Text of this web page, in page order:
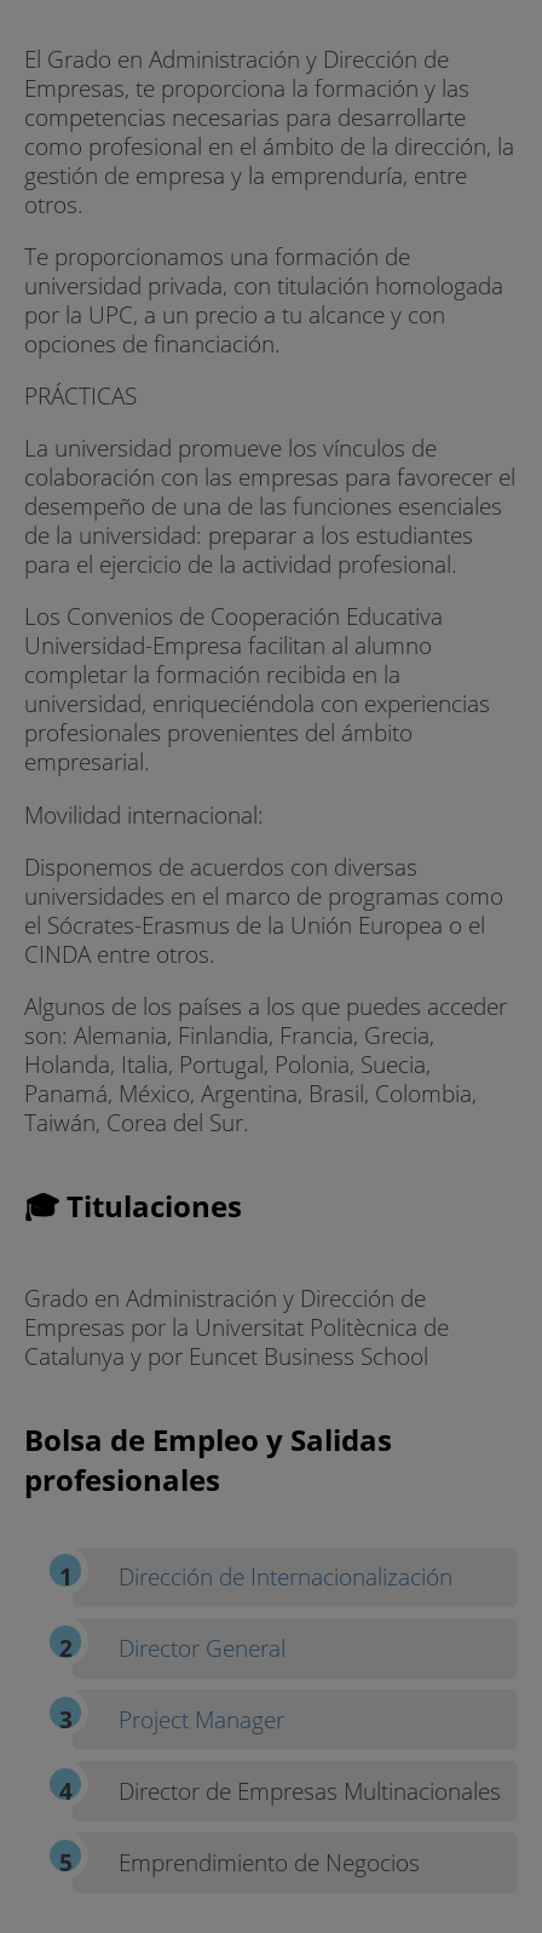
El Grado en Administración y Dirección de
Empresas, te proporciona la formación y las
competencias necesarias para desarrollarte
como profesional en el ámbito de la dirección, la
gestión de empresa y la emprenduría, entre
otros.
Te proporcionamos una formación de
universidad privada, con titulación homologada
por la UPC, a un precio a tu alcance y con
opciones de financiación.
PRÁCTICAS
La universidad promueve los vínculos de
colaboración con las empresas para favorecer el
desempeño de una de las funciones esenciales
de la universidad: preparar a los estudiantes
para el ejercicio de la actividad profesional.
Los Convenios de Cooperación Educativa
Universidad-Empresa facilitan al alumno
completar la formación recibida en la
universidad, enriqueciéndola con experiencias
profesionales provenientes del ámbito
empresarial.
Movilidad internacional:
Disponemos de acuerdos con diversas
universidades en el marco de programas como
el Sócrates-Erasmus de la Unión Europea o el
CINDA entre otros.
Algunos de los países a los que puedes acceder
son: Alemania, Finlandia, Francia, Grecia,
Holanda, Italia, Portugal, Polonia, Suecia,
Panamá, México, Argentina, Brasil, Colombia,
Taiwán, Corea del Sur.
🎓 Titulaciones
Grado en Administración y Dirección de
Empresas por la Universitat Politècnica de
Catalunya y por Euncet Business School
Bolsa de Empleo y Salidas
profesionales
Dirección de Internacionalización
Director General
Project Manager
Director de Empresas Multinacionales
Emprendimiento de Negocios